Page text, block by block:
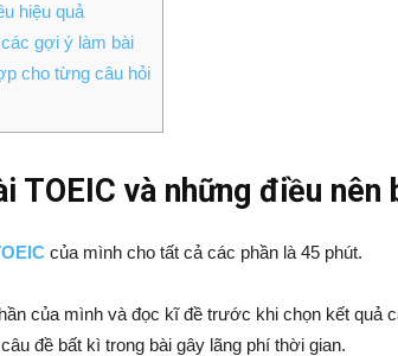
hiệu quả
gợi ý làm bài
cho từng câu hỏi
TOEIC và những điều nên
của mình cho tất cả các phần là 45 phút.
của mình và đọc kĩ đề trước khi chọn kết quả
đề bất kì trong bài gây lãng phí thời gian.